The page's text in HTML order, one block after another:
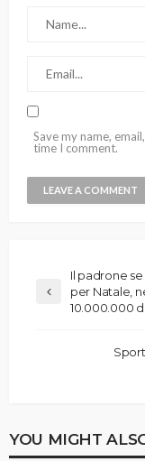
Save my name,
time I comment.
Il padrone
per Natale,
10.000.000
YOU MIGHT